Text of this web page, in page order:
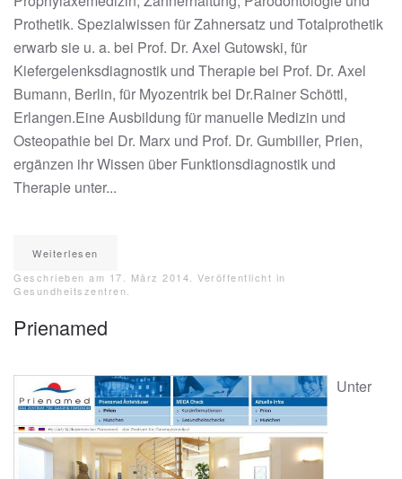
Prothetik. Spezialwissen für Zahnersatz und Totalprothetik
erwarb sie u. a. bei Prof. Dr. Axel Gutowski, für
Kiefergelenksdiagnostik und Therapie bei Prof. Dr. Axel
Bumann, Berlin, für Myozentrik bei Dr.Rainer Schöttl,
Erlangen.Eine Ausbildung für manuelle Medizin und
Osteopathie bei Dr. Marx und Prof. Dr. Gumbiller, Prien,
ergänzen ihr Wissen über Funktionsdiagnostik und
Therapie unter...
Weiterlesen
Geschrieben am 17. März 2014 . Veröffentlicht in
Gesundheitszentren
Prienamed
Unter